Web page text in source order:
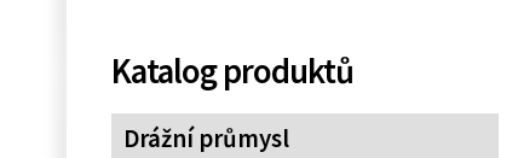
Katalog produktů
Drážní průmysl